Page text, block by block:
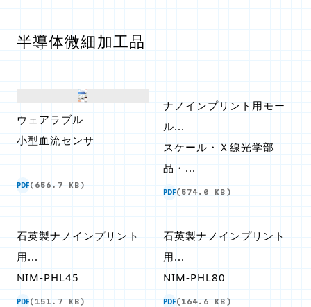
半導体微細加工品
ウェアラブル
小型血流センサ
PDF(656.7 KB)
ナノインプリント用モー
ル...
スケール・Ｘ線光学部
品・...
PDF(574.0 KB)
石英製ナノインプリント
用...
NIM-PHL45
PDF(151.7 KB)
石英製ナノインプリント
用...
NIM-PHL80
PDF(164.6 KB)